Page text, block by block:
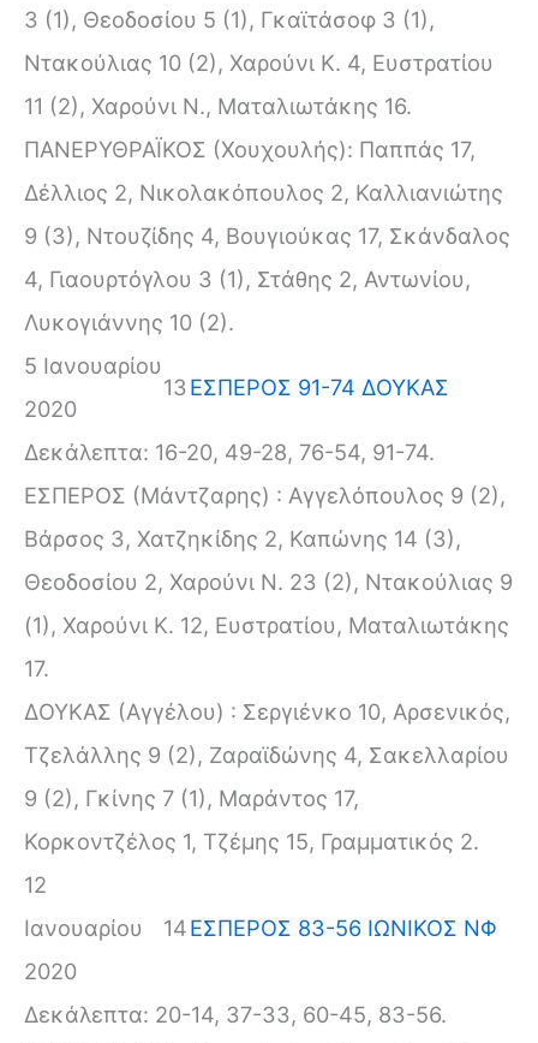
3 (1), Θεοδοσίου 5 (1), Γκαϊτάσοφ 3 (1),
Ντακούλιας 10 (2), Χαρούνι Κ. 4, Ευστρατίου
11 (2), Χαρούνι Ν., Ματαλιωτάκης 16.
ΠΑΝΕΡΥΘΡΑΪΚΟΣ (Χουχουλής): Παππάς 17,
Δέλλιος 2, Νικολακόπουλος 2, Καλλιανιώτης
9 (3), Ντουζίδης 4, Βουγιούκας 17, Σκάνδαλος
4, Γιαουρτόγλου 3 (1), Στάθης 2, Αντωνίου,
Λυκογιάννης 10 (2).
5 Ιανουαρίου
2020
13ΕΣΠΕΡΟΣ 91-74 ΔΟΥΚΑΣ
Δεκάλεπτα: 16-20, 49-28, 76-54, 91-74.
ΕΣΠΕΡΟΣ (Μάντζαρης) : Αγγελόπουλος 9 (2),
Βάρσος 3, Χατζηκίδης 2, Καπώνης 14 (3),
Θεοδοσίου 2, Χαρούνι Ν. 23 (2), Ντακούλιας 9
(1), Χαρούνι Κ. 12, Ευστρατίου, Ματαλιωτάκης
17.
ΔΟΥΚΑΣ (Αγγέλου) : Σεργιένκο 10, Αρσενικός,
Τζελάλλης 9 (2), Ζαραϊδώνης 4, Σακελλαρίου
9 (2), Γκίνης 7 (1), Μαράντος 17,
Κορκοντζέλος 1, Τζέμης 15, Γραμματικός 2.
12
Ιανουαρίου
2020
14ΕΣΠΕΡΟΣ 83-56 ΙΩΝΙΚΟΣ ΝΦ
Δεκάλεπτα: 20-14, 37-33, 60-45, 83-56.